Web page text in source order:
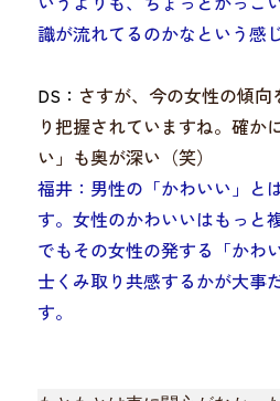
識が流れてるのかなという感
DS： さすが、今の女性の傾
り把握されていますね。確か
い」も奥が深い（笑）
福井：男性の「かわいい」と
す。 女性のかわいいはもっと
でもその女性の発する「かわ
士くみ取り共感するかが大事
す。